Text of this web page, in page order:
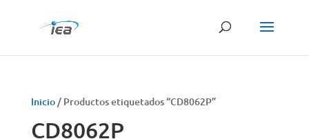
Inicio/ Productos etiquetados “CD8062P”
CD8062P